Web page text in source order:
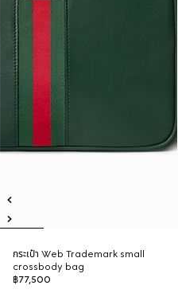
กระเป๋า Web Trademark small
crossbody bag
฿77,500